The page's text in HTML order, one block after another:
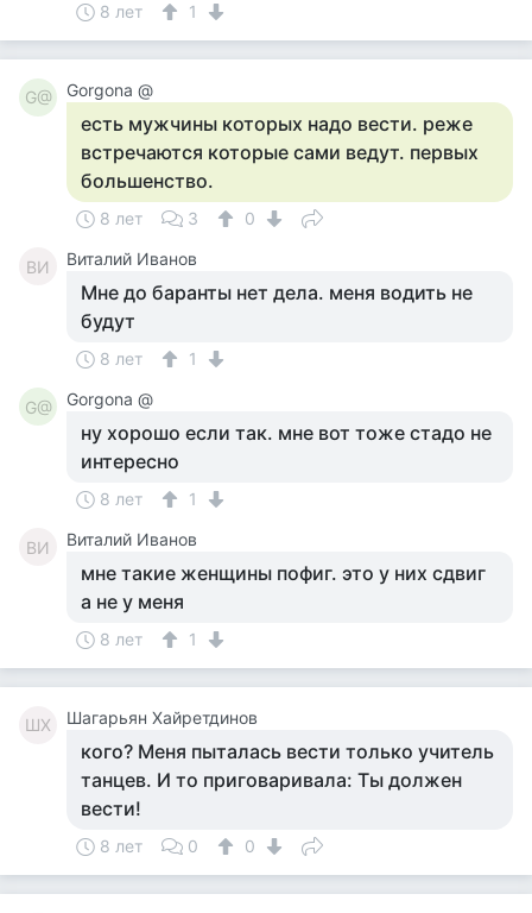
8 лет 1
G@ Gorgona @
есть мужчины которых надо вести. реже
встречаются которые сами ведут. первых
большенство.
8 лет 3 0
ВИ Виталий Иванов
Мне до баранты нет дела. меня водить не
будут
8 лет 1
G@ Gorgona @
ну хорошо если так. мне вот тоже стадо не
интересно
8 лет 1
ВИ Виталий Иванов
мне такие женщины пофиг. это у них сдвиг
а не у меня
8 лет 1
ШХ Шагарьян Хайретдинов
кого? Меня пыталась вести только учитель
танцев. И то приговаривала: Ты должен
вести!
8 лет 0 0